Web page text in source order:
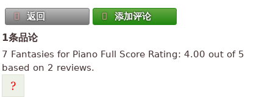
返回 添加评论
1条品论
7 Fantasies for Piano Full Score Rating: 4.00 out of 5
based on 2 reviews.